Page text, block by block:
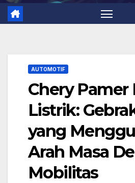
AUTOMOTIF
Chery Pamer
Listrik:
yang
Arah Masa
Mobilitas